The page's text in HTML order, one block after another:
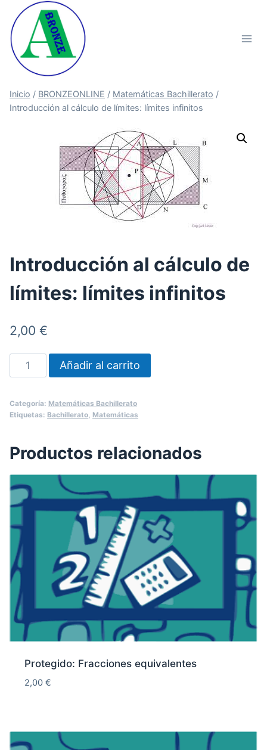
Saltar
contenido
Inicio / BRONZEONLINE / Matemáticas Bachillerato /
Introducción al cálculo de límites: límites infinitos
Introducción al cálculo de
límites: límites infinitos
2,00 €
Introducción
al
de
infinitos
cantidad
Añadir al carrito
Categoría: Matemáticas Bachillerato
Etiquetas: Bachillerato Matemáticas
Productos relacionados
Protegido: Fracciones equivalentes
2,00 €